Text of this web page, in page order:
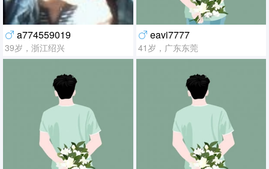
a774559019
39岁，浙江绍兴
eavi7777
41岁，广东东莞